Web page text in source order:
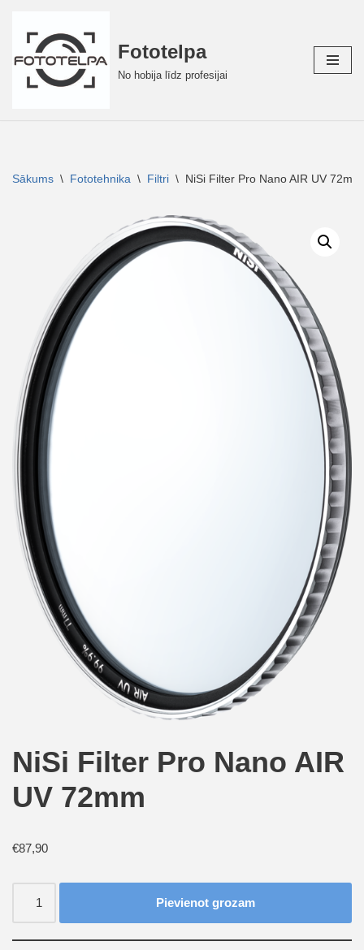
Skip
to
content
Fototelpa
No hobija līdz profesijai
Sākums \ Fototehnika \ Filtri \ NiSi Filter Pro Nano AIR UV 72mm
NiSi Filter Pro Nano AIR
UV 72mm
€87,90
Pievienot grozam